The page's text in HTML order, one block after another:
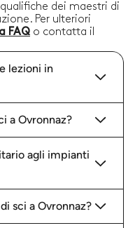
dei maestri di
Per ulteriori
FAQ o contatta il
lezioni in
a Ovronnaz?
agli impianti
sci a Ovronnaz?